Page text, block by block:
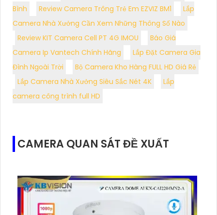
Bình
Review Camera Trông Trẻ Em EZVIZ BM1
Lắp
Camera Nhà Xưởng Cần Xem Những Thông Số Nào
Review KIT Camera Cell PT 4G IMOU
Báo Giá
Camera Ip Vantech Chính Hãng
Lắp Đặt Camera Gia
Đình Ngoài Trời
Bộ Camera Kho Hàng FULL HD Giá Rẻ
Lắp Camera Nhà Xưởng Siêu Sắc Nét 4K
Lắp
camera công trình full HD
CAMERA QUAN SÁT ĐỀ XUẤT